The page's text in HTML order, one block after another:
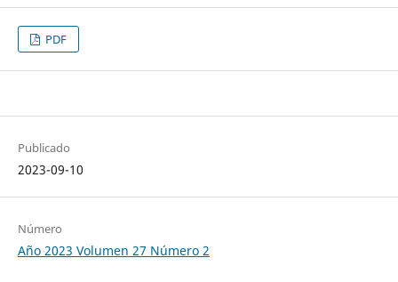
PDF
Publicado
2023-09-10
Número
Año 2023 Volumen 27 Número 2